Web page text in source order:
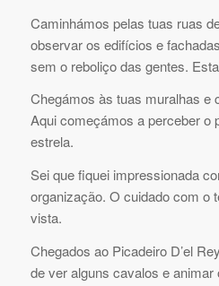
Caminhámos pelas tuas ruas
observar os edifícios e
sem o reboliço das gentes.
Chegámos às tuas muralhas e
Aqui começámos a perceber o
estrela.
Sei que fiquei impressionada
organização. O cuidado com o
vista.
Chegados ao Picadeiro D’el
de ver alguns cavalos e